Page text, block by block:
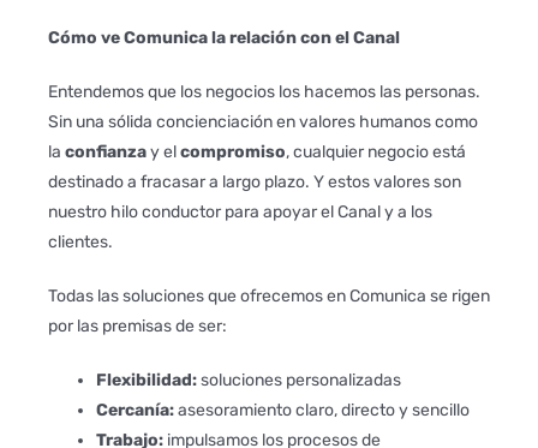
Cómo ve Comunica la relación con el Canal
Entendemos que los negocios los hacemos las personas.
Sin una sólida concienciación en valores humanos como
la confianzay elcompromiso, cualquier negocio está
destinado a fracasar a largo plazo. Y estos valores son
nuestro hilo conductor para apoyar el Canal y a los
clientes.
Todas las soluciones que ofrecemos en Comunica se rigen
por las premisas de ser:
Flexibilidad:soluciones personalizadas
Cercanía:asesoramiento claro, directo y sencillo
Trabajo: impulsamos los procesos de